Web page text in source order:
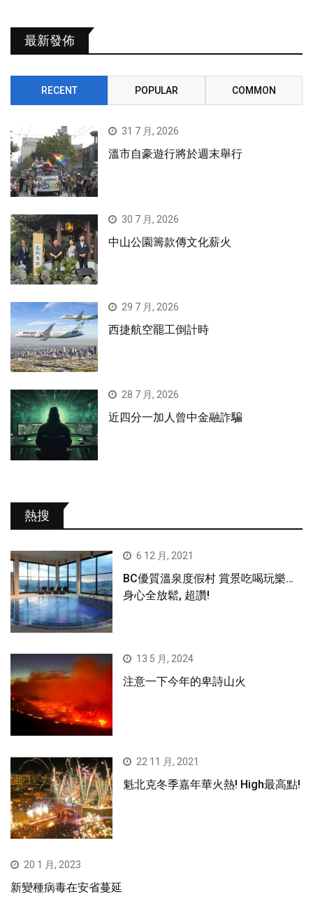
最新發佈
RECENT POPULAR COMMON
31 7 月, 2026
溫市自豪遊行將於週末舉行
30 7 月, 2026
中山公園籌款傳文化薪火
29 7 月, 2026
西捷航空罷工倒計時
28 7 月, 2026
近四分一加人曾中金融詐騙
熱搜
6 12 月, 2021
BC優質溫泉度假村 賞景吃喝玩樂…
身心全放鬆, 超讚!
13 5 月, 2024
注意一下今年的卑詩山火
22 11 月, 2021
魁北克冬季嘉年華火熱! High最高點!
20 1 月, 2023
新變種病毒在安省蔓延